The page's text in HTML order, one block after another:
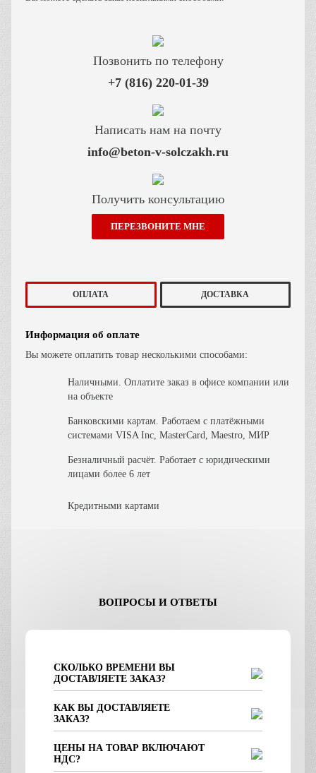
Позвонить по телефону
Написать нам на почту
info@beton-v-solczakh.ru
Получить консультацию
ПЕРЕЗВОНИТЕ МНЕ
ОПЛАТА ДОСТАВКА
Информация об оплате
Вы можете оплатить товар несколькими способами:
Наличными. Оплатите заказ в офисе компании или
на объекте
Банковскими картам. Работаем с платёжными
системами VISA Inc, MasterCard, Maestro, МИР
Безналичный расчёт. Работает с юридическими
лицами более 6 лет
Кредитными картами
ВОПРОСЫ И ОТВЕТЫ
СКОЛЬКО ВРЕМЕНИ ВЫ
ДОСТАВЛЯЕТЕ ЗАКАЗ?
КАК ВЫ ДОСТАВЛЯЕТЕ
ЗАКАЗ?
ЦЕНЫ НА ТОВАР ВКЛЮЧАЮТ
НДС?